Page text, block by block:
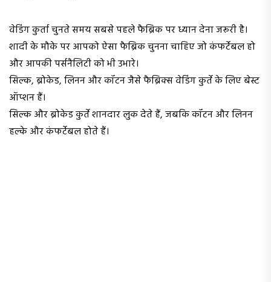
वेडिंग कुर्ता चुनते समय सबसे पहले फैब्रिक पर ध्यान देना जरूरी है।
शादी के मौके पर आपको ऐसा फैब्रिक चुनना चाहिए जो कंफर्टेबल हो
और आपकी पर्सनैलिटी को भी उभारे।
सिल्क, ब्रोकेड, लिनन और कॉटन जैसे फैब्रिक्स वेडिंग कुर्ते के लिए बेस्ट
ऑप्शन हैं।
सिल्क और ब्रोकेड कुर्ते शानदार लुक देते हैं, जबकि कॉटन और लिनन
हल्के और कंफर्टेबल होते हैं।